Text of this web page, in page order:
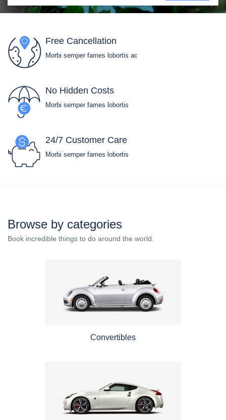
Free Cancellation
Morbi semper fames lobortis ac
No Hidden Costs
Morbi semper fames lobortis
24/7 Customer Care
Morbi semper fames lobortis
Browse by categories
Book incredible things to do around the world.
Convertibles